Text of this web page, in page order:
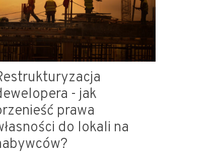
- jak
prawa
do lokali na